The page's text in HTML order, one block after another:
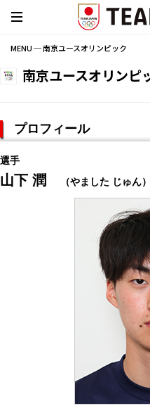
MENU ─ 南京ユースオリンピック
南京ユースオリンピ
プロフィール
選手
山下 潤 （やました じゅん）